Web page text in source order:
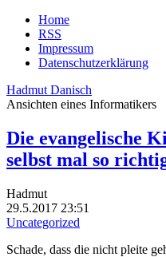
Home
RSS
Impressum
Datenschutzerklärung
Hadmut Danisch
Ansichten eines Informatikers
Die evangelische
selbst mal so
Hadmut
29.5.2017 23:51
Uncategorized
Schade, dass die nicht pleite